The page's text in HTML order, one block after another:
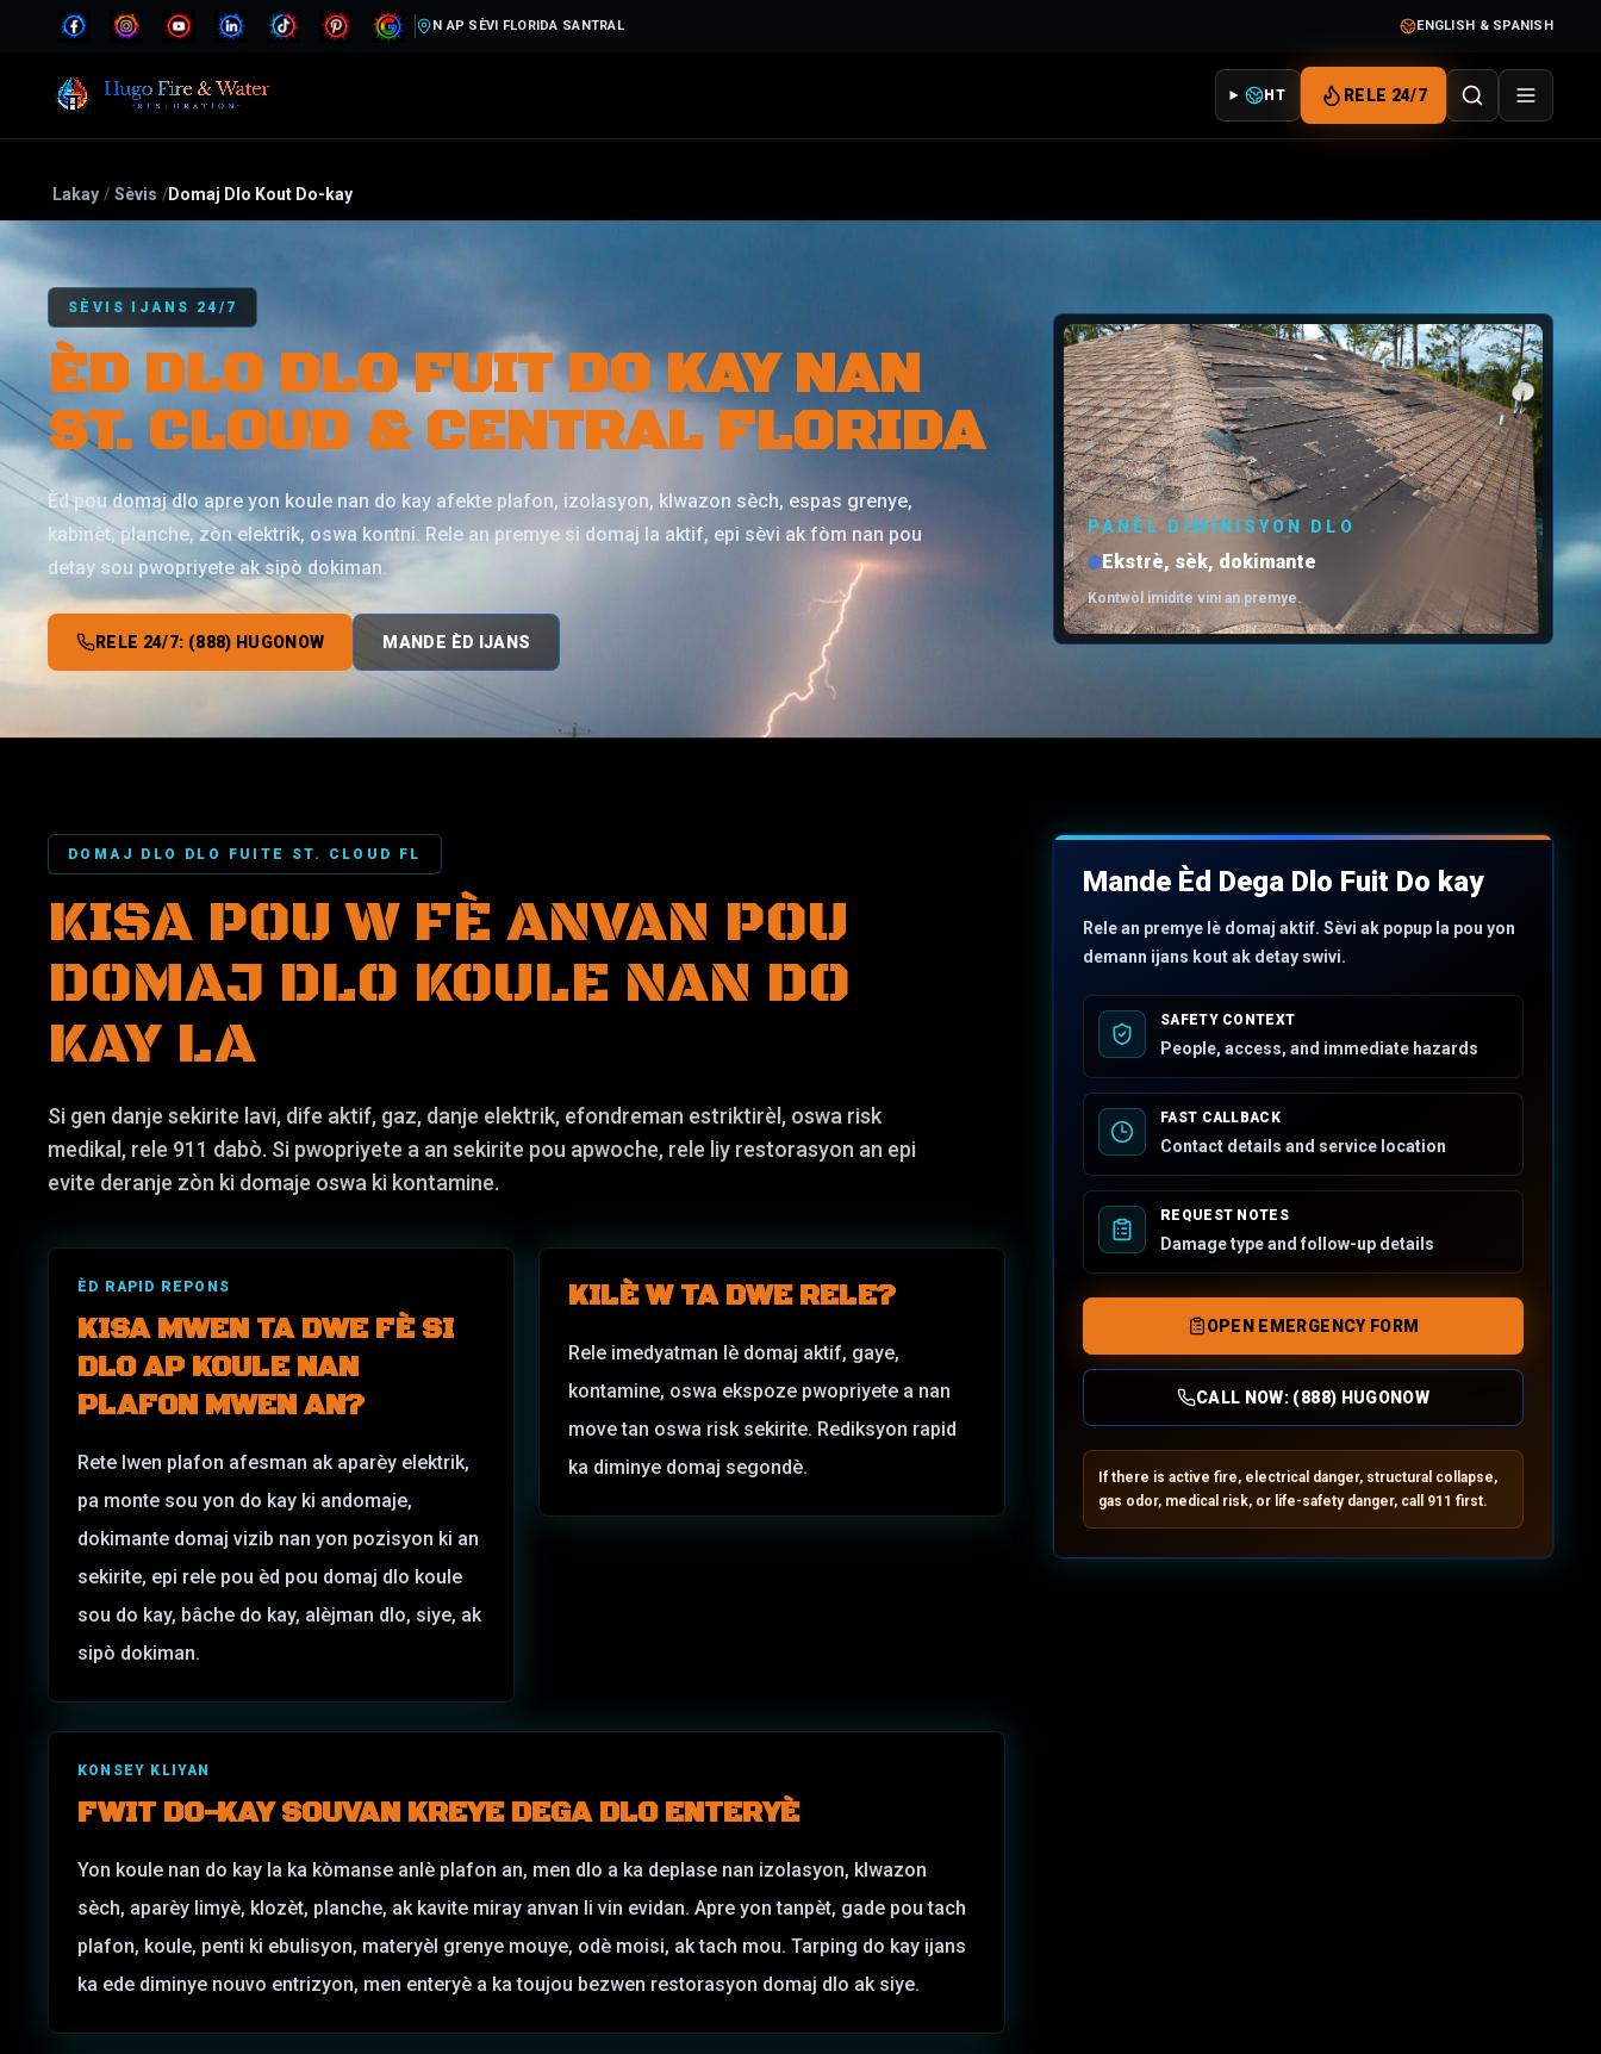
N AP SÈVI FLORIDA SANTRAL ENGLISH & SPANISH
HT RELE 24/7
Lakay / Sèvis /Domaj Dlo Kout Do-kay
SÈVIS IJANS 24/7
ÈD DLO DLO FUIT DO KAY NAN
ST. CLOUD & CENTRAL FLORIDA
Èd pou domaj dlo apre yon koule nan do kay afekte plafon, izolasyon, klwazon sèch, espas grenye,
kabinèt, planche, zòn elektrik, oswa kontni. Rele an premye si domaj la aktif, epi sèvi ak fòm nan pou
detay sou pwopriyete ak sipò dokiman.
RELE 24/7: (888) HUGONOW MANDE ÈD IJANS
PANÈL DIMINISYON DLO
Ekstrè, sèk, dokimante
Kontwòl imidite vini an premye.
DOMAJ DLO DLO FUITE ST. CLOUD FL
KISA POU W FÈ ANVAN POU
DOMAJ DLO KOULE NAN DO
KAY LA
Si gen danje sekirite lavi, dife aktif, gaz, danje elektrik, efondreman estriktirèl, oswa risk
medikal, rele 911 dabò. Si pwopriyete a an sekirite pou apwoche, rele liy restorasyon an epi
evite deranje zòn ki domaje oswa ki kontamine.
ÈD RAPID REPONS
KISA MWEN TA DWE FÈ SI
DLO AP KOULE NAN
PLAFON MWEN AN?
Rete lwen plafon afesman ak aparèy elektrik,
pa monte sou yon do kay ki andomaje,
dokimante domaj vizib nan yon pozisyon ki an
sekirite, epi rele pou èd pou domaj dlo koule
sou do kay, bâche do kay, alèjman dlo, siye, ak
sipò dokiman.
KILÈ W TA DWE RELE?
Rele imedyatman lè domaj aktif, gaye,
kontamine, oswa ekspoze pwopriyete a nan
move tan oswa risk sekirite. Rediksyon rapid
ka diminye domaj segondè.
KONSEY KLIYAN
FWIT DO-KAY SOUVAN KREYE DEGA DLO ENTERYÈ
Yon koule nan do kay la ka kòmanse anlè plafon an, men dlo a ka deplase nan izolasyon, klwazon
sèch, aparèy limyè, klozèt, planche, ak kavite miray anvan li vin evidan. Apre yon tanpèt, gade pou tach
plafon, koule, penti ki ebulisyon, materyèl grenye mouye, odè moisi, ak tach mou. Tarping do kay ijans
ka ede diminye nouvo entrizyon, men enteryè a ka toujou bezwen restorasyon domaj dlo ak siye.
Mande Èd Dega Dlo Fuit Do kay
Rele an premye lè domaj aktif. Sèvi ak popup la pou yon
demann ijans kout ak detay swivi.
SAFETY CONTEXT
People, access, and immediate hazards
FAST CALLBACK
Contact details and service location
REQUEST NOTES
Damage type and follow-up details
OPEN EMERGENCY FORM
CALL NOW: (888) HUGONOW
If there is active fire, electrical danger, structural collapse,
gas odor, medical risk, or life-safety danger, call 911 first.